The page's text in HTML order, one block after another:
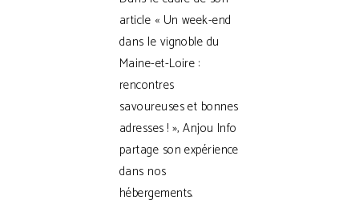
article « Un week-end
dans le vignoble du
Maine-et-Loire :
rencontres
savoureuses et bonnes
adresses ! », Anjou Info
partage son expérience
dans nos
hébergements.